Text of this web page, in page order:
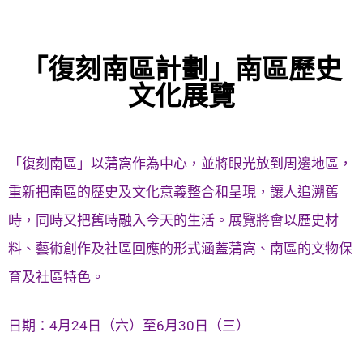
「復刻南區計劃」南區歷史
文化展覽
「復刻南區」以蒲窩作為中心，並將眼光放到周邊地區，
重新把南區的歷史及文化意義整合和呈現，讓人追溯舊
時，同時又把舊時融入今天的生活。展覽將會以歷史材
料、藝術創作及社區回應的形式涵蓋蒲窩、南區的文物保
育及社區特色。
日期：4月24日（六）至6月30日（三）